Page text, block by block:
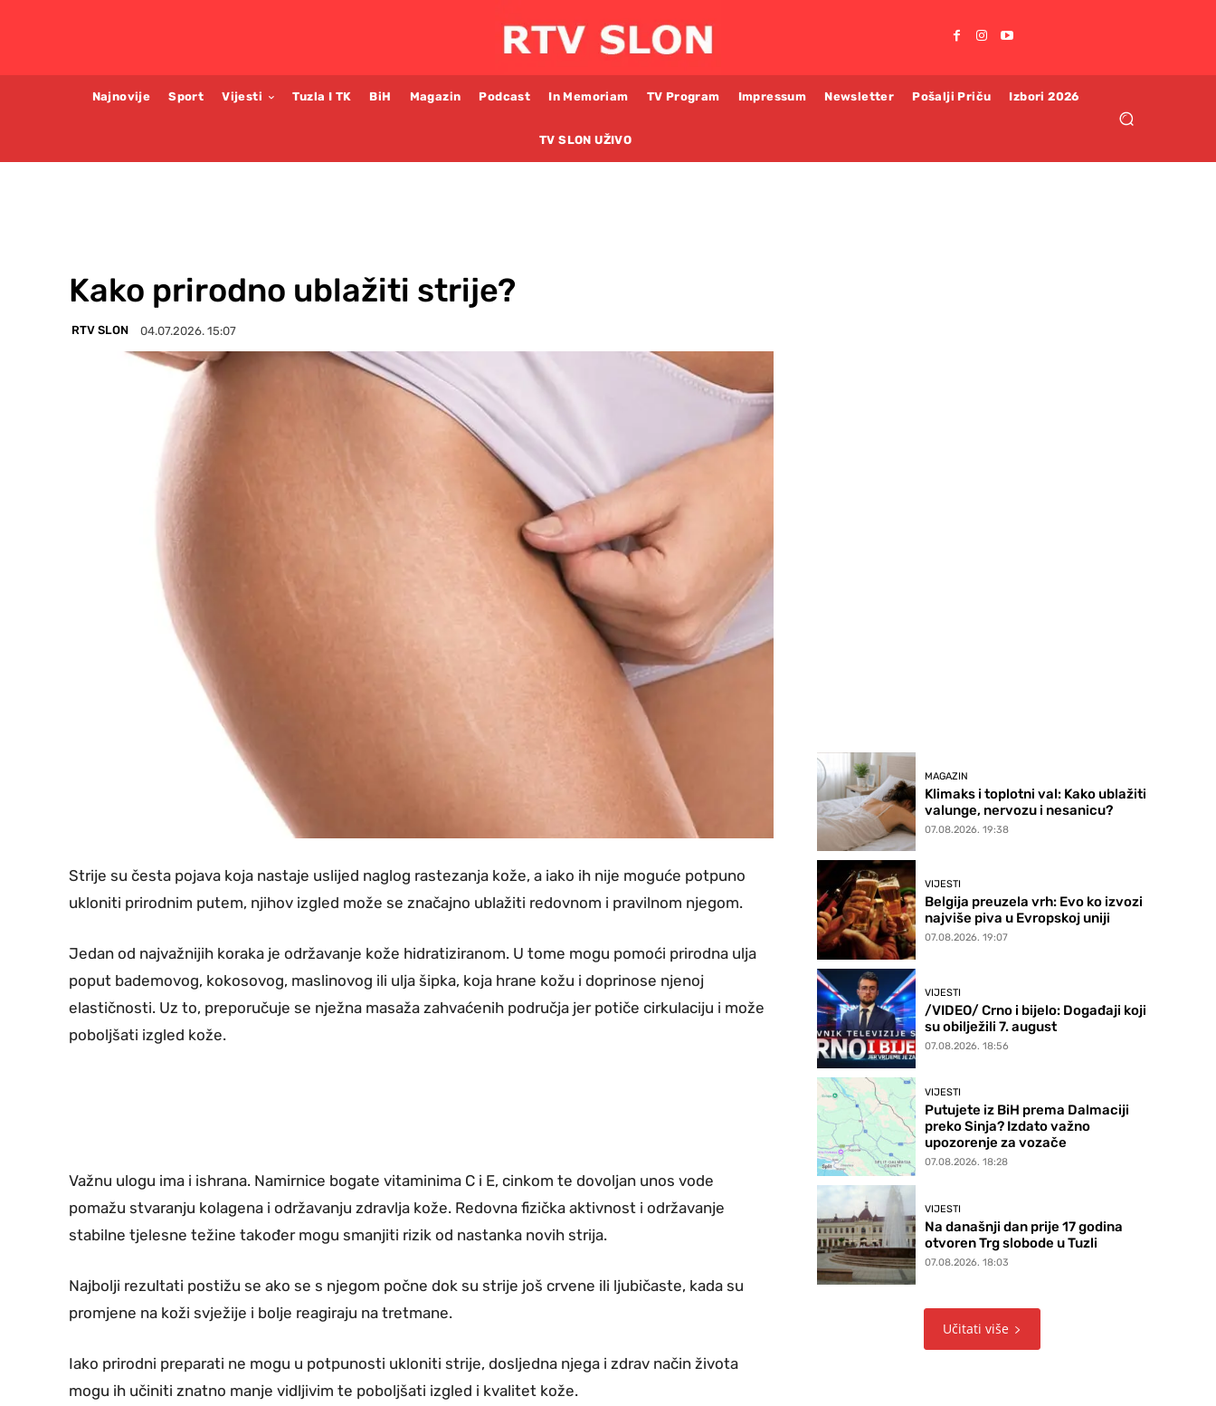
Najnovije Sport Vijesti Tuzla I TK BiH Magazin Podcast In Memoriam TV Program Impressum Newsletter Pošalji Priču Izbori 2026
TV SLON UŽIVO
Kako prirodno ublažiti strije?
RTV SLON 04.07.2026. 15:07
Strije su česta pojava koja nastaje uslijed naglog rastezanja kože, a iako ih nije moguće potpuno
ukloniti prirodnim putem, njihov izgled može se značajno ublažiti redovnom i pravilnom njegom.
Jedan od najvažnijih koraka je održavanje kože hidratiziranom. U tome mogu pomoći prirodna ulja
poput bademovog, kokosovog, maslinovog ili ulja šipka, koja hrane kožu i doprinose njenoj
elastičnosti. Uz to, preporučuje se nježna masaža zahvaćenih područja jer potiče cirkulaciju i može
poboljšati izgled kože.
Važnu ulogu ima i ishrana. Namirnice bogate vitaminima C i E, cinkom te dovoljan unos vode
pomažu stvaranju kolagena i održavanju zdravlja kože. Redovna fizička aktivnost i održavanje
stabilne tjelesne težine također mogu smanjiti rizik od nastanka novih strija.
Najbolji rezultati postižu se ako se s njegom počne dok su strije još crvene ili ljubičaste, kada su
promjene na koži svježije i bolje reagiraju na tretmane.
Iako prirodni preparati ne mogu u potpunosti ukloniti strije, dosljedna njega i zdrav način života
mogu ih učiniti znatno manje vidljivim te poboljšati izgled i kvalitet kože.
MAGAZIN
Klimaks i toplotni val: Kako ublažiti
valunge, nervozu i nesanicu?
07.08.2026. 19:38
VIJESTI
Belgija preuzela vrh: Evo ko izvozi
najviše piva u Evropskoj uniji
07.08.2026. 19:07
VIJESTI
/VIDEO/ Crno i bijelo: Događaji koji
su obilježili 7. august
07.08.2026. 18:56
VIJESTI
Putujete iz BiH prema Dalmaciji
preko Sinja? Izdato važno
upozorenje za vozače
07.08.2026. 18:28
VIJESTI
Na današnji dan prije 17 godina
otvoren Trg slobode u Tuzli
07.08.2026. 18:03
Učitati više